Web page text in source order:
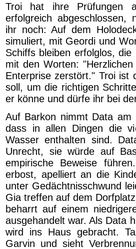
Troi hat ihre Prüfungen
erfolgreich abgeschlossen,
ihr noch: Auf dem
simuliert, mit Geordi und
Schiffs bleiben erfolglos,
mit den Worten:
Enterprise zerstört." Troi ist
soll, um die richtigen
er könne und dürfe ihr bei
Auf Barkon nimmt Data am
dass in allen Dingen die
Wasser enthalten sind.
Unrecht, sie würde auf
empirische Beweise
erbost, apelliert an die
unter Gedächtnisschwund
Gia treffen auf dem
beharrt auf einem
ausgehandelt war. Als Data
wird ins Haus gebracht.
Garvin und sieht